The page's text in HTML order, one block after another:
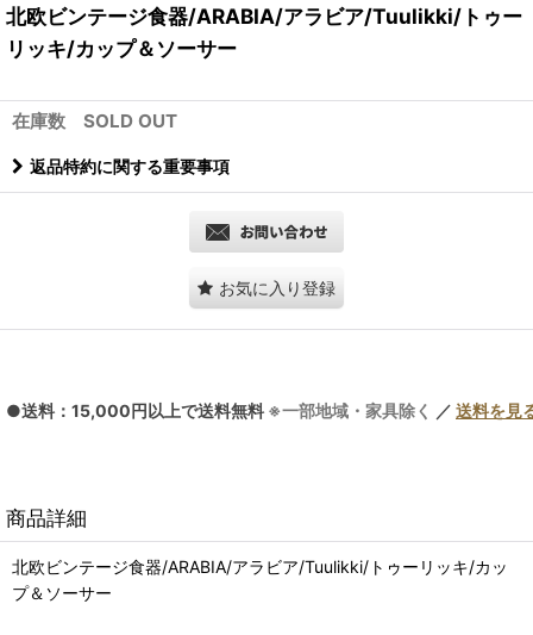
北欧ビンテージ食器/ARABIA/アラビア/Tuulikki/トゥー
リッキ/カップ＆ソーサー
在庫数 SOLD OUT
返品特約に関する重要事項
お気に入り登録
●送料：15,000円以上で送料無料 ※一部地域・家具除く ／ 送料を見
商品詳細
北欧ビンテージ食器/ARABIA/アラビア/Tuulikki/トゥーリッキ/カッ
プ＆ソーサー